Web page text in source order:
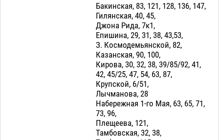
Бакинская, 83, 121, 128, 136, 147,
Гилянская, 40, 45,
Джона Рида, 7к1,
Епишина, 29, 31, 38, 43,53,
З. Космодемьянской, 82,
Казанская, 90, 100,
Кирова, 30, 32, 38, 39/85/92, 41,
42, 45/25, 47, 54, 63, 87,
Крупской, 6/51,
Лычманова, 28
Набережная 1-го Мая, 63, 65, 71,
73, 96,
Плещеева, 121,
Тамбовская, 32, 38,